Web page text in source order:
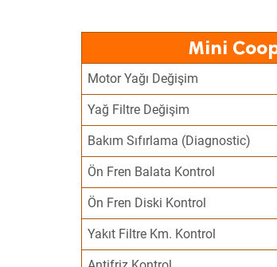
Mini
Motor Yağı Değişim
Yağ Filtre Değişim
Bakım Sıfırlama (Diagnostic)
Ön Fren Balata Kontrol
Ön Fren Diski Kontrol
Yakıt Filtre Km. Kontrol